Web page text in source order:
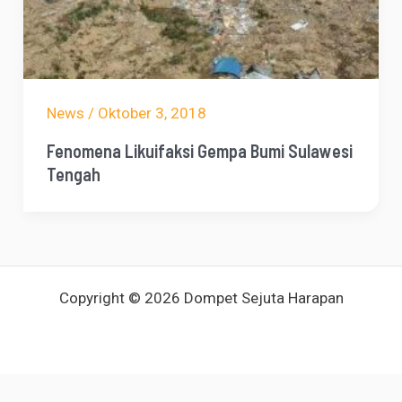
News / Oktober 3, 2018
Fenomena Likuifaksi Gempa Bumi Sulawesi
Tengah
Copyright © 2026 Dompet Sejuta Harapan